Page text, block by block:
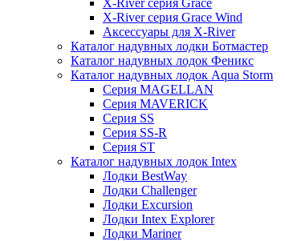
X-River серия Grace
X-River серия Grace Wind
Аксессуары для X-River
Каталог надувных лодки Ботмастер
Каталог надувных лодок Феникc
Каталог надувных лодок Aqua Storm
Серия MAGELLAN
Серия MAVERICK
Серия SS
Серия SS-R
Серия ST
Каталог надувных лодок Intex
Лодки BestWay
Лодки Challenger
Лодки Excursion
Лодки Intex Explorer
Лодки Mariner